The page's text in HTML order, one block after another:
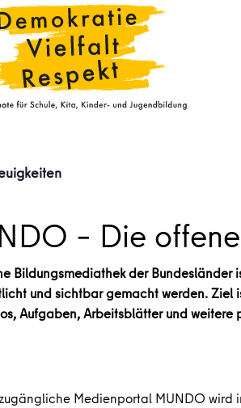
– Die
Bildungsmediathek der
und sichtbar gemacht werden. Ziel
Aufgaben, Arbeitsblätter und
Medienportal MUNDO wird